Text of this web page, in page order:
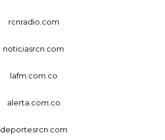
rcnradio.com
noticiasrcn.com
lafm.com.co
alerta.com.co
deportesrcn.com